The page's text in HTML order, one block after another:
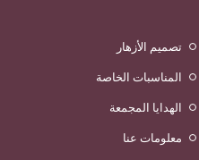
تصميم الأزهار
المناسبات الخاصة
الهدايا المجمعة
معلومات عنا